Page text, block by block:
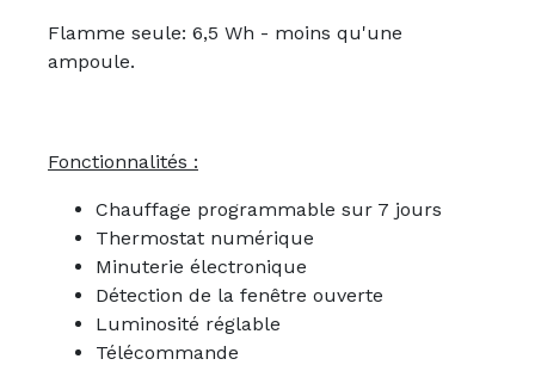
Flamme seule: 6,5 Wh - moins qu'une
ampoule.
Fonctionnalités :
Chauffage programmable sur 7 jours
Thermostat numérique
Minuterie électronique
Détection de la fenêtre ouverte
Luminosité réglable
Télécommande